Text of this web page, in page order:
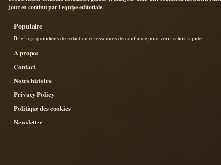
jour en continu par l equipe editoriale.
Populaire
Briefings quotidiens de redaction et ressources de confiance pour verification rapide.
A propos
Contact
Notre histoire
Privacy Policy
Politique des cookies
Newsletter